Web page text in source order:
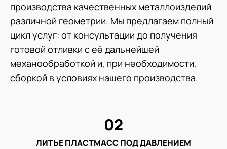
производства качественных металлоизделий
различной геометрии. Мы предлагаем полный
цикл услуг: от консультации до получения
готовой отливки с её дальнейшей
механообработкой и, при необходимости,
сборкой в условиях нашего производства.
ЛИТЬЕ ПЛАСТМАСС ПОД ДАВЛЕНИЕМ
02